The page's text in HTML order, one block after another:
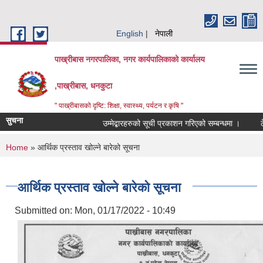
English नेपाली
पाख्रीबास नगरपालिका, नगर कार्यपालिकाको कार्यालय
,पाख्रीबास, धनकुटा
" पाख्रीबासको दृष्टि: शिक्षा, स्वास्थ्य, पर्यटन र कृषि "
सुचना उम्मेद्बारहरुको सूची प्रकाशन गरिएको सम्बन्धमा ।
You are here
Home » आर्थिक प्रस्ताव खोल्ने बारेको सूचना
आर्थिक प्रस्ताव खोल्ने बारेको सूचना
Submitted on: Mon, 01/17/2022 - 10:49